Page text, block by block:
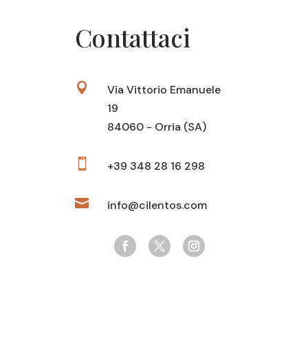
Contattaci

Via Vittorio Emanuele
19
84060 - Orria (SA)
 +39 348 28 16 298
 info@cilentos.com